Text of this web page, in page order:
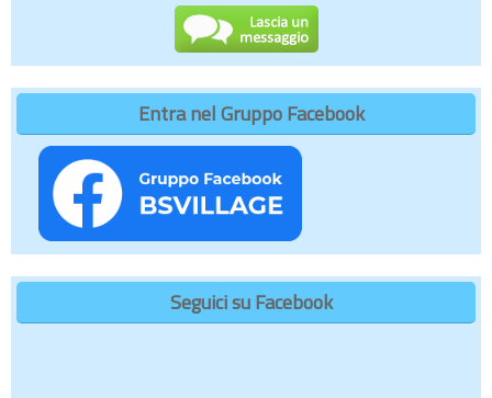
Entra nel Gruppo Facebook
Seguici su Facebook